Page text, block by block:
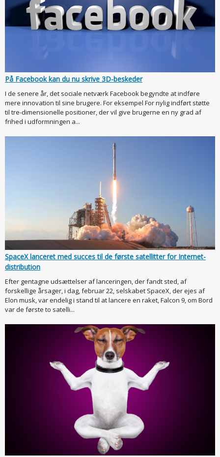
På Facebook kan du nu skrive 3D-beskeder
I de senere år, det sociale netværk Facebook begyndte at indføre
mere innovation til sine brugere. For eksempel For nylig indført støtte
til tre-dimensionelle positioner, der vil give brugerne en ny grad af
frihed i udformningen a...
SpaceX lanceret med succes til de første satellitter for Internet-
distribution
Efter gentagne udsættelser af lanceringen, der fandt sted, af
forskellige årsager, i dag, februar 22, selskabet SpaceX, der ejes af
Elon musk, var endelig i stand til at lancere en raket, Falcon 9, om Bord
var de første to satelli...